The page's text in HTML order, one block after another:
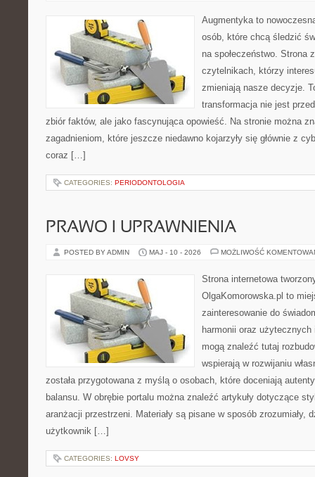
Augmentyka to
osób, które chcą śledzić
na społeczeństwo. Strona
czytelnikach, którzy
zmieniają nasze decyzje.
transformacja nie jest
zbiór faktów, ale jako fascynująca opowieść. Na stronie można
zagadnieniom, które jeszcze niedawno kojarzyły się głównie z
coraz […]
CATEGORIES: PERIODONTOLOGIA
PRAWO I UPRAWNIENIA
POSTED BY ADMIN MAJ - 10 - 2026 MOŻLIWOŚĆ
Strona internetowa
OlgaKomorowska.pl to
zainteresowanie do
harmonii oraz
mogą znaleźć tutaj
wspierają w rozwijaniu
została przygotowana z myślą o osobach, które doceniają
balansu. W obrębie portalu można znaleźć artykuły dotyczące
aranżacji przestrzeni. Materiały są pisane w sposób zrozumiały,
użytkownik […]
CATEGORIES: LOVSY